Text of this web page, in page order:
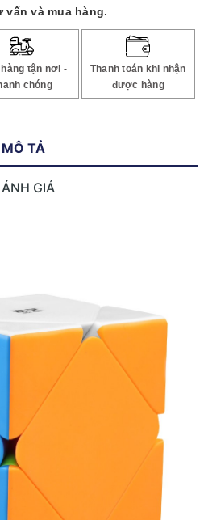
vấn và mua hàng.
tận nơi -
chóng
Thanh toán khi nhận
được hàng
MÔ TẢ
GIÁ